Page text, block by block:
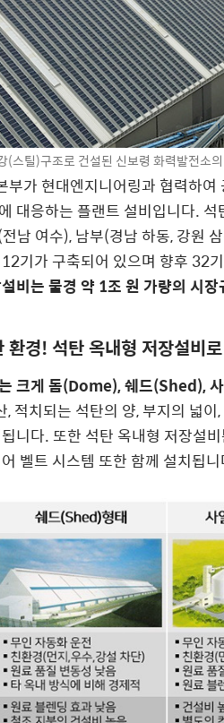
스틸)구조로 건설된 신보령 화력발전소
가 현대엔지니어링과 협력하여
대응하는 플랜트 설비입니다.
남 여수), 남부(경남 하동, 강원
기가 구축되어 있으며 향후 32
비는 물경 약 1조 원 가량의 시
경! 석탄 옥내형 저장설비
크게 돔(Dome), 쉐드(Shed),
, 적치되는 석탄의 양, 부지의 넓
니다. 또한 석탄 옥내형 저장설
벨트 시스템 또한 함께 설치됩